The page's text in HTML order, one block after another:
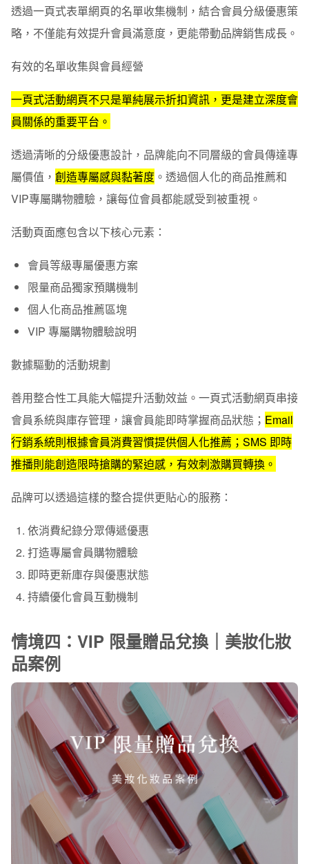
透過一頁式表單網頁的名單收集機制，結合會員分級優惠策
略，不僅能有效提升會員滿意度，更能帶動品牌銷售成長。
有效的名單收集與會員經營
一頁式活動網頁不只是單純展示折扣資訊，更是建立深度會
員關係的重要平台。
透過清晰的分級優惠設計，品牌能向不同層級的會員傳達專
屬價值， 創造專屬感與黏著度 。透過個人化的商品推薦和
VIP專屬購物體驗，讓每位會員都能感受到被重視。
活動頁面應包含以下核心元素：
會員等級專屬優惠方案
限量商品獨家預購機制
個人化商品推薦區塊
VIP 專屬購物體驗說明
數據驅動的活動規劃
善用整合性工具能大幅提升活動效益。一頁式活動網頁串接
會員系統與庫存管理，讓會員能即時掌握商品狀態； Email
行銷系統則根據會員消費習慣提供個人化推薦；SMS 即時
推播則能創造限時搶購的緊迫感，有效刺激購買轉換。
品牌可以透過這樣的整合提供更貼心的服務：
依消費紀錄分眾傳遞優惠
打造專屬會員購物體驗
即時更新庫存與優惠狀態
持續優化會員互動機制
情境四：VIP 限量贈品兌換｜美妝化妝
品案例